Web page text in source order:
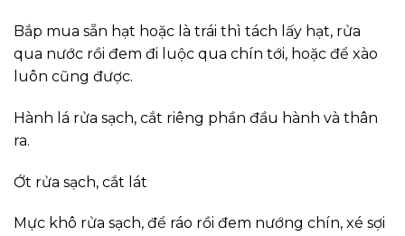
Bắp mua sẵn hạt hoặc là trái thì tách lấy hạt, rửa
qua nước rồi đem đi luộc qua chín tới, hoặc để xào
luôn cũng được.
Hành lá rửa sạch, cắt riêng phần đầu hành và thân
ra.
Ớt rửa sạch, cắt lát
Mực khô rửa sạch, để ráo rồi đem nướng chín, xé sợi